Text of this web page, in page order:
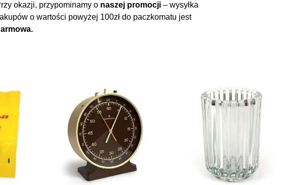
okazji, przypominamy o naszej promocji – wysyłka
o wartości powyżej 100zł do paczkomatu jest